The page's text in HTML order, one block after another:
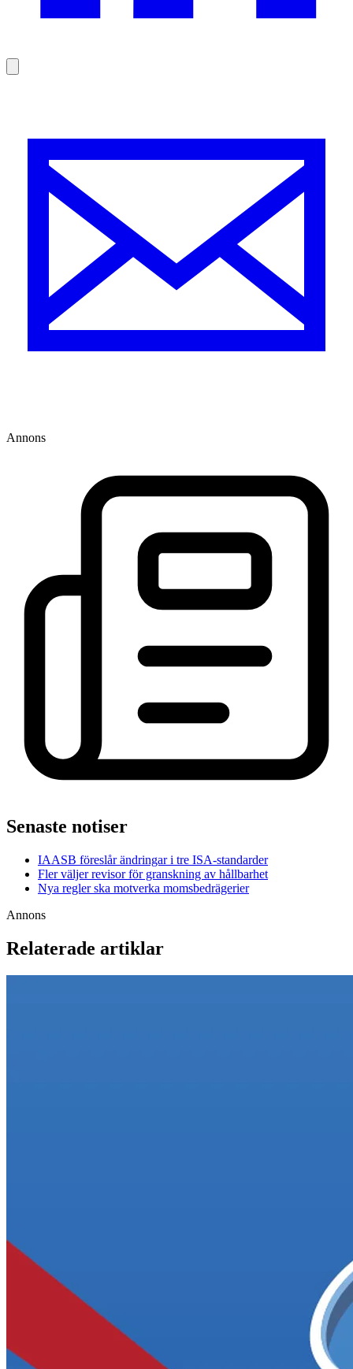
Annons
Senaste notiser
IAASB föreslår ändringar i tre ISA-standarder
Fler väljer revisor för granskning av hållbarhet
Nya regler ska motverka momsbedrägerier
Annons
Relaterade artiklar